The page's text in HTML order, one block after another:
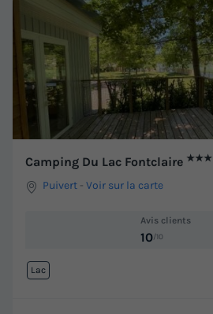
Camping Du Lac Fontclaire ★★★
Puivert -Voir sur la carte
Avis clients
10/10
Lac